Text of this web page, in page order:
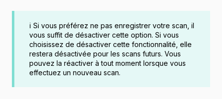
ℹ️ Si vous préférez ne pas enregistrer votre scan, il
vous suffit de désactiver cette option. Si vous
choisissez de désactiver cette fonctionnalité, elle
restera désactivée pour les scans futurs. Vous
pouvez la réactiver à tout moment lorsque vous
effectuez un nouveau scan.